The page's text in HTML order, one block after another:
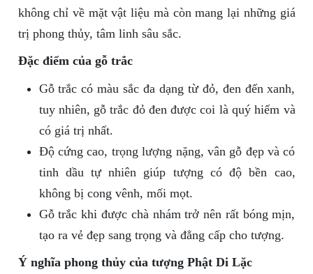
không chỉ về mặt vật liệu mà còn mang lại những giá
trị phong thủy, tâm linh sâu sắc.
Đặc điểm của gỗ trắc
Gỗ trắc có màu sắc đa dạng từ đỏ, đen đến xanh,
tuy nhiên, gỗ trắc đỏ đen được coi là quý hiếm và
có giá trị nhất.
Độ cứng cao, trọng lượng nặng, vân gỗ đẹp và có
tinh dầu tự nhiên giúp tượng có độ bền cao,
không bị cong vênh, mối mọt.
Gỗ trắc khi được chà nhám trở nên rất bóng mịn,
tạo ra vẻ đẹp sang trọng và đẳng cấp cho tượng.
Ý nghĩa phong thủy của tượng Phật Di Lặc